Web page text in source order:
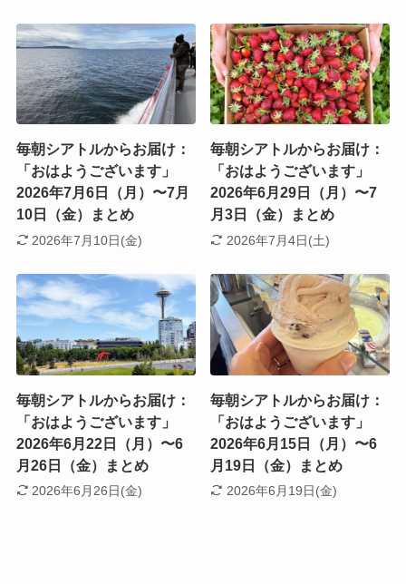
毎朝シアトルからお届け：
「おはようございます」
2026年7月6日（月）〜7月
10日（金）まとめ
2026年7月10日(金)
毎朝シアトルからお届け：
「おはようございます」
2026年6月29日（月）〜7
月3日（金）まとめ
2026年7月4日(土)
毎朝シアトルからお届け：
「おはようございます」
2026年6月22日（月）〜6
月26日（金）まとめ
2026年6月26日(金)
毎朝シアトルからお届け：
「おはようございます」
2026年6月15日（月）〜6
月19日（金）まとめ
2026年6月19日(金)